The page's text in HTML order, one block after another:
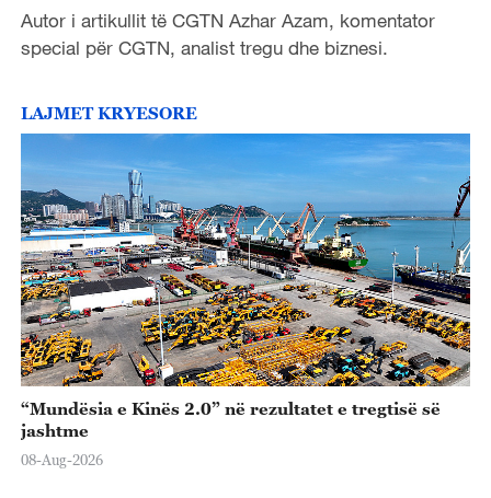
Autor i artikullit të CGTN Azhar Azam, komentator
special për CGTN, analist tregu dhe biznesi.
LAJMET KRYESORE
“Mundësia e Kinës 2.0” në rezultatet e tregtisë së
jashtme
08-Aug-2026